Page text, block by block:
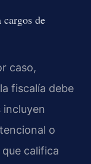
cargos de
caso,
fiscalía debe
incluyen
o
califica